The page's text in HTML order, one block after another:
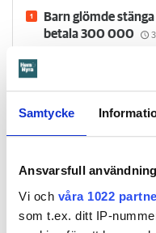
Samtycke
Ansvarsfull
Vi och våra 1022
som t.ex. ditt IP-
Barn glömde
betala 300 000
Larmade inte om
döms för
höjde priset på
Försvunnen man
kl 08:30